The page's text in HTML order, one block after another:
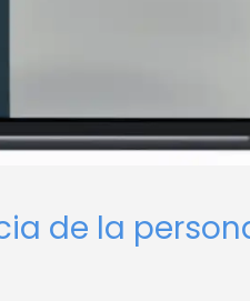
de la